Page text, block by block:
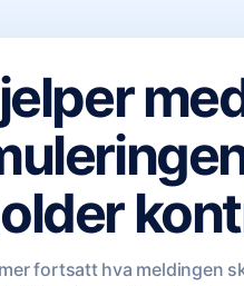
fortsatt hva meldingen